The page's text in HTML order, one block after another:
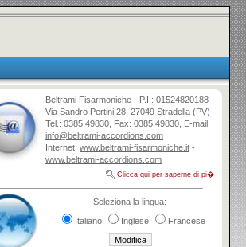
Beltrami Fisarmoniche - P.I.: 01524820188
Via Sandro Pertini 28, 27049 Stradella (PV)
Tel.: 0385.49830, Fax: 0385.49830, E-mail:
info@beltrami-accordions.com
Internet: www.beltrami-fisarmoniche.it -
www.beltrami-accordions.com
Clicca qui per saperne di pi�
Seleziona la lingua:
Italiano
Inglese Francese